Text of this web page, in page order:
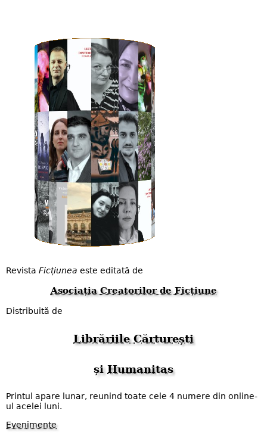
Revista Ficțiunea este editată de
Asociația Creatorilor de Ficțiune
Distribuită de
Librăriile Cărturești
șiHumanitas
Printul apare lunar, reunind toate cele 4 numere din online-
ul acelei luni.
Evenimente